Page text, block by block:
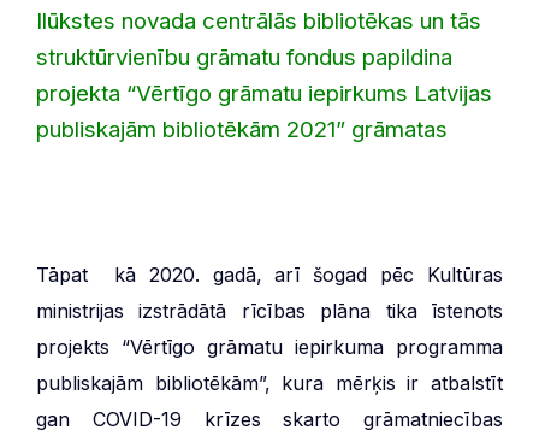
Ilūkstes novada centrālās bibliotēkas un tās
struktūrvienību grāmatu fondus papildina
projekta “Vērtīgo grāmatu iepirkums Latvijas
publiskajām bibliotēkām 2021” grāmatas
Tāpat kā 2020. gadā, arī šogad pēc Kultūras
ministrijas izstrādātā rīcības plāna tika īstenots
projekts “Vērtīgo grāmatu iepirkuma programma
publiskajām bibliotēkām”, kura mērķis ir atbalstīt
gan COVID-19 krīzes skarto grāmatniecības